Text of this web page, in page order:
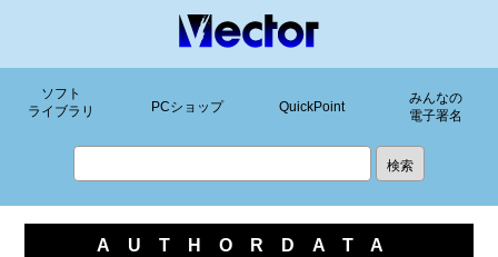
ソフト
ライブラリ
PCショップ QuickPoint
みんなの
電子署名
AUTHORDATA